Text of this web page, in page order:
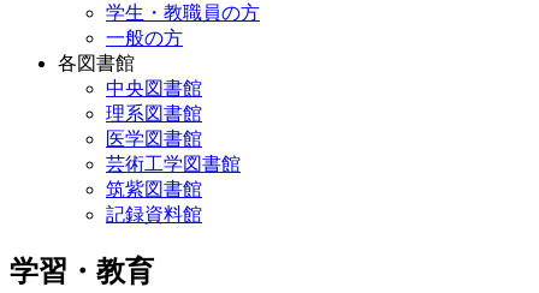
学生・教職員の方
一般の方
各図書館
中央図書館
理系図書館
医学図書館
芸術工学図書館
筑紫図書館
記録資料館
学習・教育